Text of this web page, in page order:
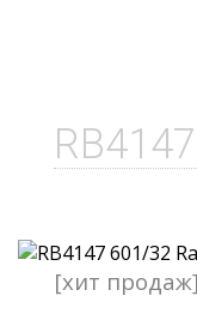
[хит продаж]